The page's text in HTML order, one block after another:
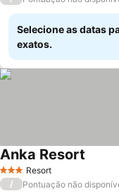
Selecione as datas
exatos.
3 EstrelasResort
Anka Resort
/ Pontuação não